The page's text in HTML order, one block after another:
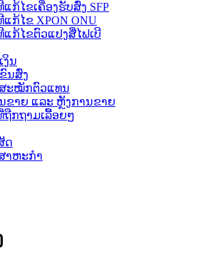
ແກ້ໄຂເຄື່ອງຮັບສົ່ງ SFP
ແກ້ໄຂ XPON ONU
ແກ້ໄຂຕົວແປງສື່ໄຟເບີ
ງິນ
ນສົ່ງ
ະໝັກຕົວແທນ
ຂາຍ ແລະ ຫຼັງການຂາຍ
ຖືກຖາມເລື້ອຍໆ
ດ
າຫະກຳ